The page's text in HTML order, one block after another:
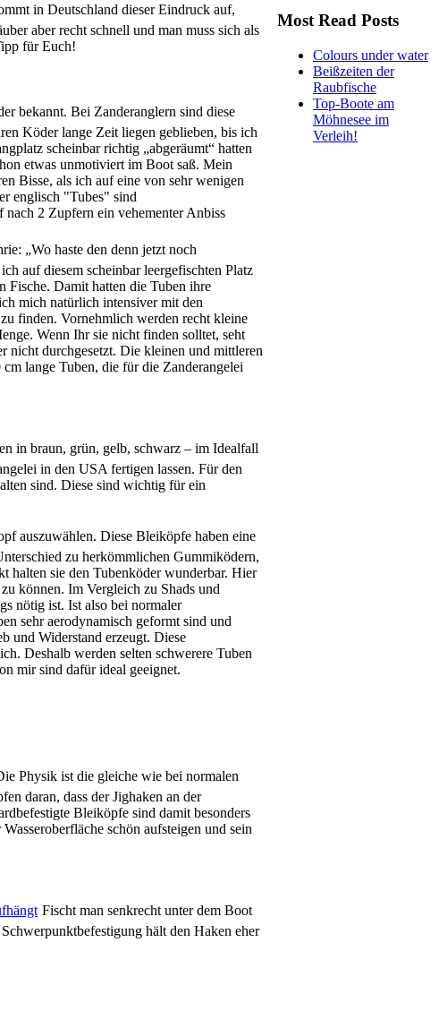
in Deutschland dieser Eindruck auf,
aber recht schnell und man muss sich als
für Euch!
bekannt. Bei Zanderanglern sind diese
Köder lange Zeit liegen geblieben, bis ich
scheinbar richtig „abgeräumt“ hatten
etwas unmotiviert im Boot saß. Mein
Bisse, als ich auf eine von sehr wenigen
englisch "Tubes" sind
2 Zupfern ein vehementer Anbiss
„Wo haste den denn jetzt noch
auf diesem scheinbar leergefischten Platz
Fische. Damit hatten die Tuben ihre
mich natürlich intensiver mit den
finden. Vornehmlich werden recht kleine
Wenn Ihr sie nicht finden solltet, seht
nicht durchgesetzt. Die kleinen und mittleren
lange Tuben, die für die Zanderangelei
in braun, grün, gelb, schwarz – im Idealfall
in den USA fertigen lassen. Für den
sind. Diese sind wichtig für ein
auszuwählen. Diese Bleiköpfe haben eine
zu herkömmlichen Gummiködern,
halten sie den Tubenköder wunderbar. Hier
können. Im Vergleich zu Shads und
nötig ist. Ist also bei normaler
sehr aerodynamisch geformt sind und
und Widerstand erzeugt. Diese
Deshalb werden selten schwerere Tuben
mir sind dafür ideal geeignet.
Physik ist die gleiche wie bei normalen
daran, dass der Jighaken an der
Bleiköpfe sind damit besonders
schön aufsteigen und sein
Fischt man senkrecht unter dem Boot
hält den Haken eher
Most Read Posts
Colours under water
Beißzeiten der
Raubfische
Top-Boote am
Möhnesee im
Verleih!